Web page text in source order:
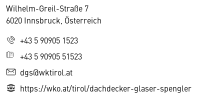
Wilhelm-Greil-Straße 7
6020 Innsbruck, Österreich
+43 5 90905 1523
+43 5 90905 51523
dgs@wktirol.at
https://wko.at/tirol/dachdecker-glaser-spengler